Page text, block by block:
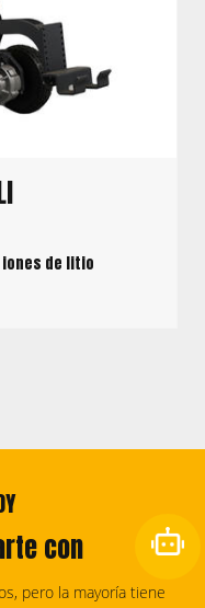
de litio
con
pero la mayoría tiene